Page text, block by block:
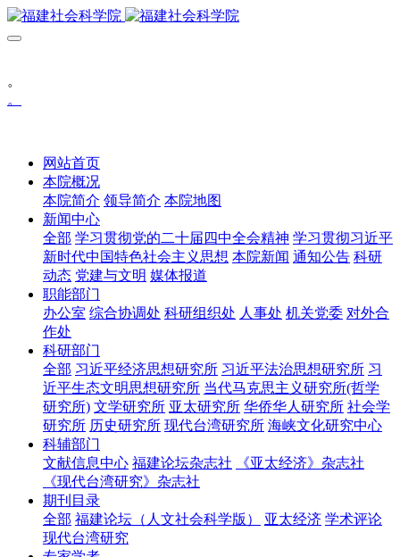
。
。
网站首页
本院概况
本院简介 领导简介 本院地图
新闻中心
全部 学习贯彻党的二十届四中全会精神 学习贯彻习近平
新时代中国特色社会主义思想 本院新闻 通知公告 科研
动态 党建与文明 媒体报道
职能部门
办公室 综合协调处 科研组织处 人事处 机关党委 对外合
作处
科研部门
全部 习近平经济思想研究所 习近平法治思想研究所 习
近平生态文明思想研究所 当代马克思主义研究所(哲学
研究所) 文学研究所 亚太研究所 华侨华人研究所 社会学
研究所 历史研究所 现代台湾研究所 海峡文化研究中心
科辅部门
文献信息中心 福建论坛杂志社
《亚太经济》杂志社
《现代台湾研究》杂志社
期刊目录
全部 福建论坛（人文社会科学版） 亚太经济 学术评论
现代台湾研究